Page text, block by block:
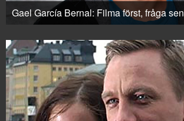
Gael García Bernal: Filma först, fråga sen